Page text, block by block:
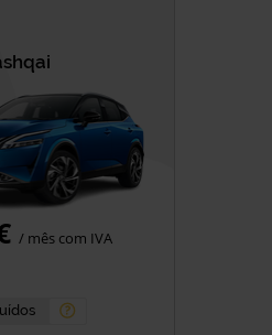
/ mês com IVA